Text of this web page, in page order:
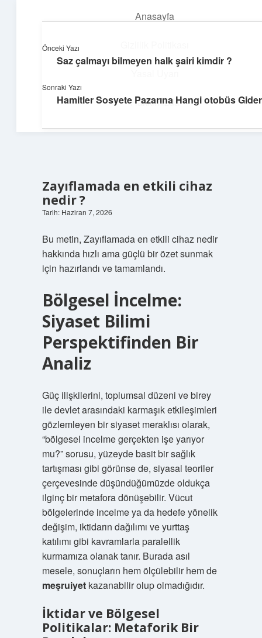
Anasayfa
Hakkımızda
Üretim ve İlham
Yaratıcı projelerle dünyanı inşa et!
Zayıflamada en etkili cihaz
nedir ?
Tarih: Haziran 7, 2026
Bu metin, Zayıflamada en etkili cihaz nedir
hakkında hızlı ama güçlü bir özet sunmak
için hazırlandı ve tamamlandı.
Bölgesel İncelme:
Siyaset Bilimi
Perspektifinden Bir
Analiz
Güç ilişkilerini, toplumsal düzeni ve birey
ile devlet arasındaki karmaşık etkileşimleri
gözlemleyen bir siyaset meraklısı olarak,
“bölgesel incelme gerçekten işe yarıyor
mu?” sorusu, yüzeyde basit bir sağlık
tartışması gibi görünse de, siyasal teoriler
çerçevesinde düşündüğümüzde oldukça
ilginç bir metafora dönüşebilir. Vücut
bölgelerinde incelme ya da hedefe yönelik
değişim, iktidarın dağılımı ve yurttaş
katılımı gibi kavramlarla paralellik
kurmamıza olanak tanır. Burada asıl
mesele, sonuçların hem ölçülebilir hem de
meşruiyetkazanabilir olup olmadığıdır.
İktidar ve Bölgesel
Politikalar: Metaforik Bir
Önceki Yazı
Saz çalmayı bilmeyen halk şairi kimdir ?
Sonraki Yazı
Hamitler Sosyete Pazarına Hangi otobüs